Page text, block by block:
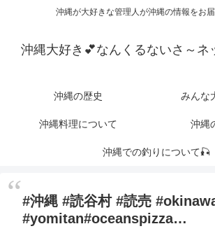
沖縄が大好きな管理人が沖縄の情報をお
沖縄大好き💕なんくるないさ～ネ
沖縄の歴史 みんな
沖縄料理について 沖縄
沖縄での釣りについて🎣
#沖縄 #読谷村 #読売
#yomitan#oceanspizza…